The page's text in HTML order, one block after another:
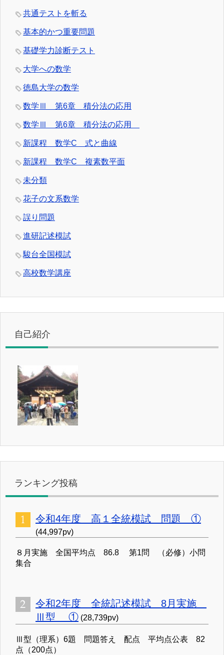
共通テストを斬る
基本的かつ重要問題
基礎学力診断テスト
大学への数学
徳島大学の数学
数学Ⅲ 第6章 積分法の応用
数学Ⅲ 第6章 積分法の応用
新課程 数学C 式と曲線
新課程 数学C 複素数平面
未分類
花子の文系数学
誤り問題
進研記述模試
駿台全国模試
高校数学講座
自己紹介
ランキング投稿
令和4年度 高１全統模試 問題 ①
(44,997pv)
８月実施 全国平均点 86.8 第1問 （必修）小問
集合
令和2年度 全統記述模試 8月実施
Ⅲ型 ① (28,739pv)
Ⅲ型（理系）6題 問題答え 配点 平均点公表 82
点（200点）